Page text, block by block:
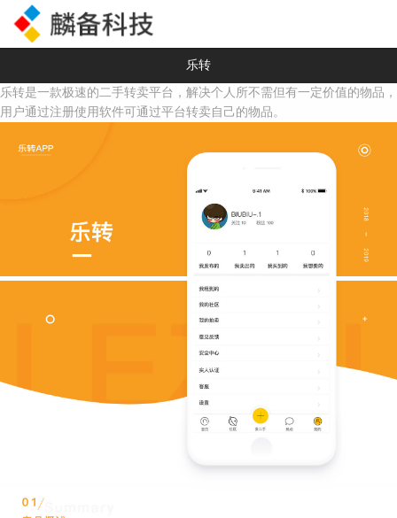
乐转
乐转是一款极速的二手转卖平台，解决个人所不需但有一定价值的物品，
用户通过注册使用软件可通过平台转卖自己的物品。